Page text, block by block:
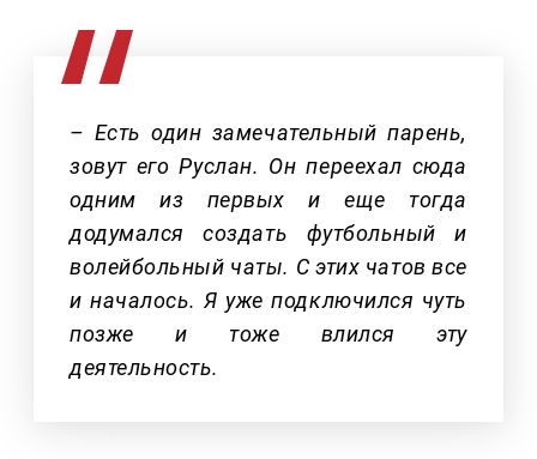
– Есть один замечательный парень,
зовут его Руслан. Он переехал сюда
одним из первых и еще тогда
додумался создать футбольный и
волейбольный чаты. С этих чатов все
и началось. Я уже подключился чуть
позже и тоже влился эту
деятельность.